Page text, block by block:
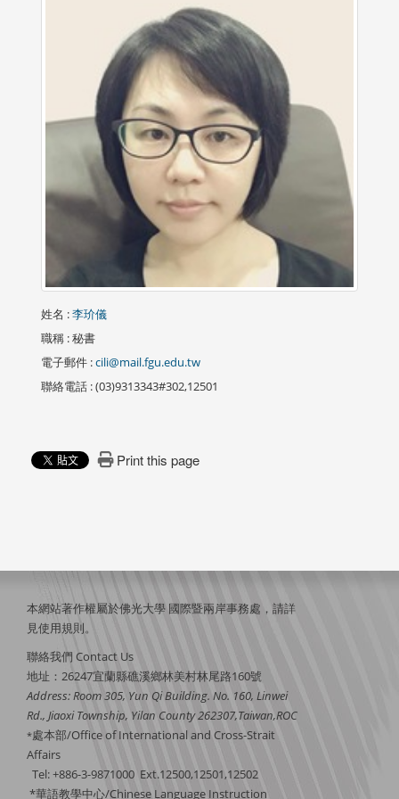
姓名 :李玠儀
職稱 : 秘書
電子郵件 :cili@mail.fgu.edu.tw
聯絡電話 : (03)9313343#302,12501
Print this page
本網站著作權屬於佛光大學 國際暨兩岸事務處，請詳
見使用規則。
聯絡我們 Contact Us
地址：26247宜蘭縣礁溪鄉林美村林尾路160號
Address: Room 305, Yun Qi Building. No. 160, Linwei
Rd., Jiaoxi Township, Yilan County 262307,Taiwan,ROC
*處本部/Office of International and Cross-Strait
Affairs
Tel: +886-3-9871000 Ext.12500,12501,12502
*華語教學中心/Chinese Language Instruction